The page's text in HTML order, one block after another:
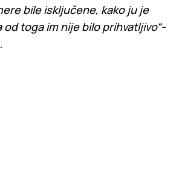
bile isključene, kako ju je
toga im nije bilo prihvatljivo“-